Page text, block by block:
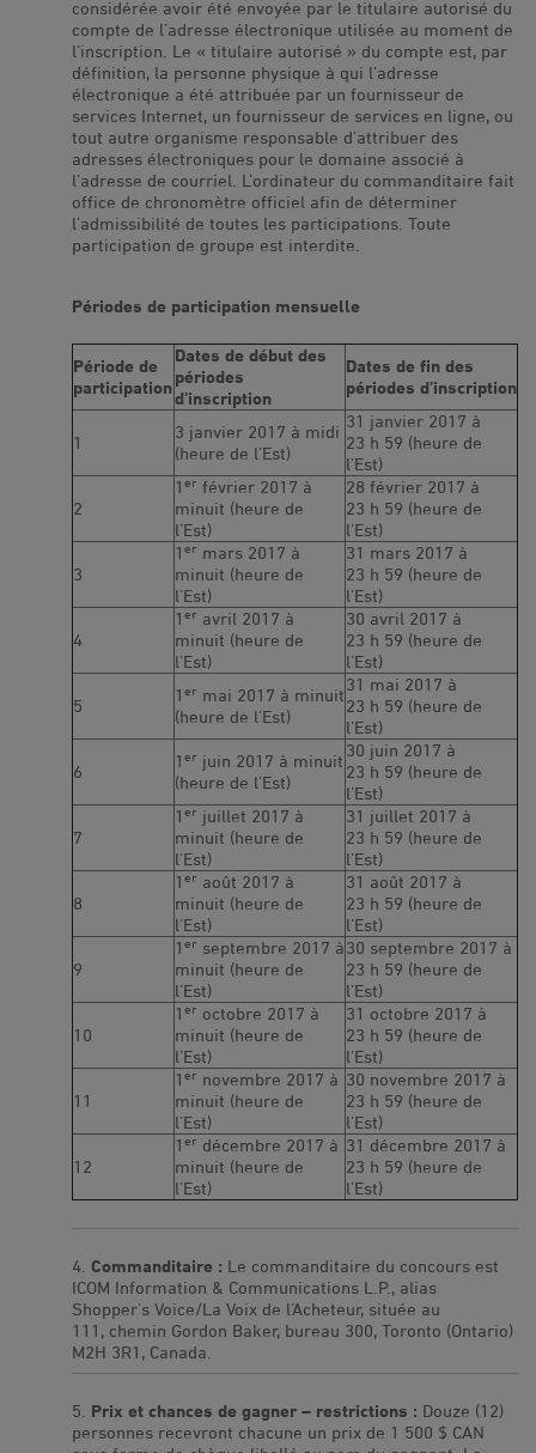
considérée avoir été envoyée par le titulaire autorisé du
compte de l’adresse électronique utilisée au moment de
l’inscription. Le « titulaire autorisé » du compte est, par
définition, la personne physique à qui l’adresse
électronique a été attribuée par un fournisseur de
services Internet, un fournisseur de services en ligne, ou
tout autre organisme responsable d’attribuer des
adresses électroniques pour le domaine associé à
l’adresse de courriel. L’ordinateur du commanditaire fait
office de chronomètre officiel afin de déterminer
l’admissibilité de toutes les participations. Toute
participation de groupe est interdite.
Périodes de participation mensuelle
Période de
participation
Dates de début des
périodes
d’inscription
Dates de fin des
périodes d’inscription
1
3 janvier 2017 à midi
(heure de l’Est)
31 janvier 2017 à
23 h 59 (heure de
l’Est)
2
1 er février 2017 à
minuit (heure de
l’Est)
28 février 2017 à
23 h 59 (heure de
l’Est)
3
1 er mars 2017 à
minuit (heure de
l’Est)
31 mars 2017 à
23 h 59 (heure de
l’Est)
4
1 er avril 2017 à
minuit (heure de
l’Est)
30 avril 2017 à
23 h 59 (heure de
l’Est)
5
1 er mai 2017 à minuit
(heure de l’Est)
31 mai 2017 à
23 h 59 (heure de
l’Est)
6
1 er juin 2017 à minuit
(heure de l’Est)
30 juin 2017 à
23 h 59 (heure de
l’Est)
7
1 er juillet 2017 à
minuit (heure de
l’Est)
31 juillet 2017 à
23 h 59 (heure de
l’Est)
8
1 er août 2017 à
minuit (heure de
l’Est)
31 août 2017 à
23 h 59 (heure de
l’Est)
9
1 er septembre 2017 à
minuit (heure de
l’Est)
30 septembre 2017 à
23 h 59 (heure de
l’Est)
10
1 er octobre 2017 à
minuit (heure de
l’Est)
31 octobre 2017 à
23 h 59 (heure de
l’Est)
11
1 er novembre 2017 à
minuit (heure de
l’Est)
30 novembre 2017 à
23 h 59 (heure de
l’Est)
12
1 er décembre 2017 à
minuit (heure de
l’Est)
31 décembre 2017 à
23 h 59 (heure de
l’Est)
Commanditaire : Le commanditaire du concours est
ICOM Information & Communications L.P., alias
Shopper’s Voice/La Voix de l’Acheteur, située au
111, chemin Gordon Baker, bureau 300, Toronto (Ontario)
M2H 3R1, Canada.
Prix et chances de gagner – restrictions : Douze (12)
personnes recevront chacune un prix de 1 500 $ CAN